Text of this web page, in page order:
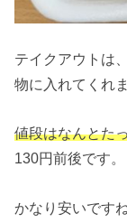
テイクアウトは
物に入れてくれま
値段はなんとた
130円前後です。
かなり安いですね